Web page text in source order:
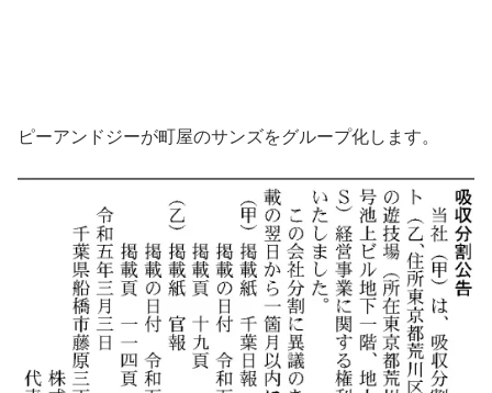
ピーアンドジーが町屋のサンズをグループ化します。